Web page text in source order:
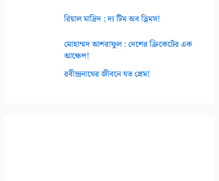
রিয়াল মাদ্রিদ : দ্য টিম অব ড্রিমস!
মোহাম্মদ আশরাফুল : দেশের ক্রিকেটের এক
আক্ষেপ!
রবীন্দ্রনাথের জীবনে যত প্রেম!